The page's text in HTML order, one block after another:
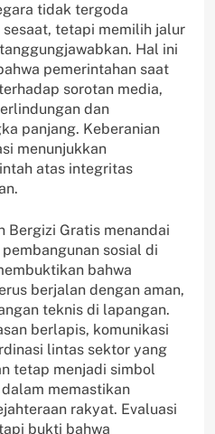
tidak tergoda
tetapi memilih jalur
Hal ini
pemerintahan saat
sorotan media,
dan
panjang. Keberanian
menunjukkan
atas integritas
Bergizi Gratis menandai
sosial di
bahwa
berjalan dengan aman,
teknis di lapangan.
berlapis, komunikasi
lintas sektor yang
tetap menjadi simbol
memastikan
rakyat. Evaluasi
bukti bahwa